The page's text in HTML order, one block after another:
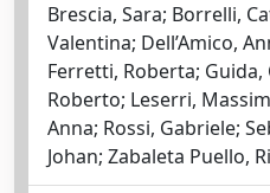
Brescia, Sara; Borrelli,
Valentina; Dell’Amico,
Ferretti, Roberta; Guida,
Roberto; Leserri,
Anna; Rossi, Gabriele;
Johan; Zabaleta Puello,